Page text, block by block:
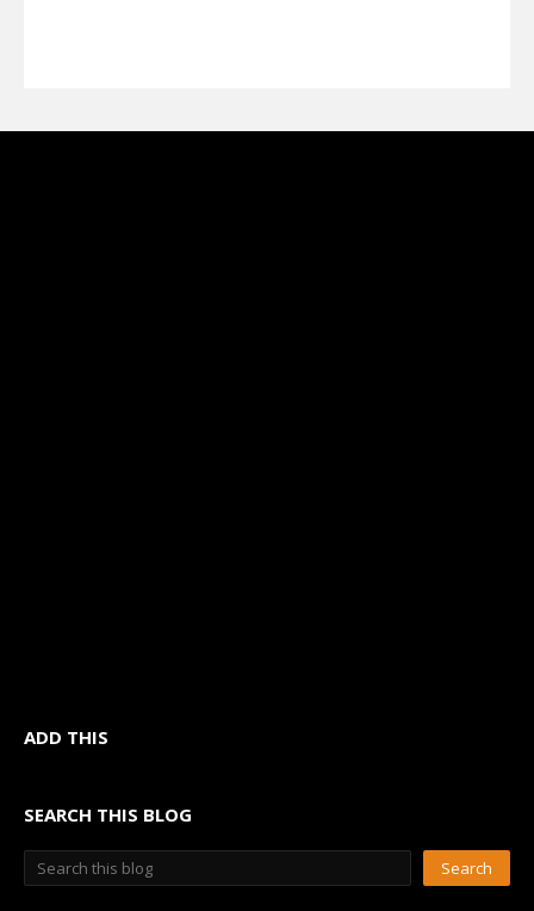
ADD THIS
SEARCH THIS BLOG